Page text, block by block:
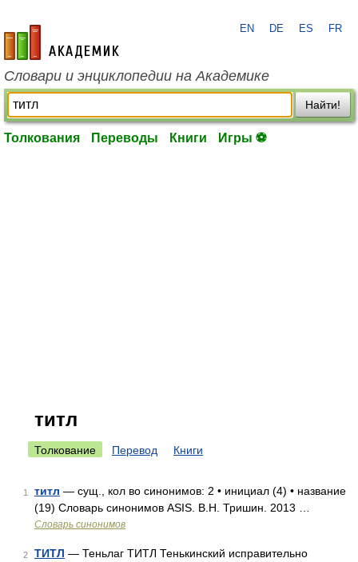
academic.ru
EN DE ES FR
Словари и энциклопедии на Академике
Найти!
Толкования Переводы Книги Игры ⚽
титл
Толкование Перевод Книги
1 титл — сущ., кол во синонимов: 2 • инициал (4) • название
(19) Словарь синонимов ASIS. В.Н. Тришин. 2013 …
Словарь синонимов
2 ТИТЛ — Теньлаг ТИТЛ Тенькинский исправительно